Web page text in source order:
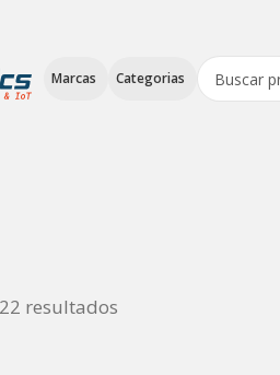
Marcas Categorias
resultados